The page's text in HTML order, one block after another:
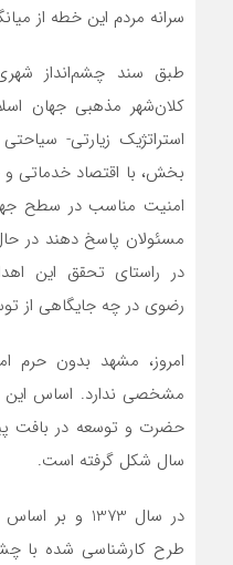
سرانه مردم این خطه از
استراتژیک زیارتی-
بخش، با اقتصاد خدماتی و
امنیت مناسب در سطح
مسئولان پاسخ دهند در
در راستای تحقق این
رضوی در چه جایگاهی از
امروز، مشهد بدون حرم
مشخصی ندارد. اساس
حضرت و توسعه در بافت
سال شکل گرفته است.
در سال 1373